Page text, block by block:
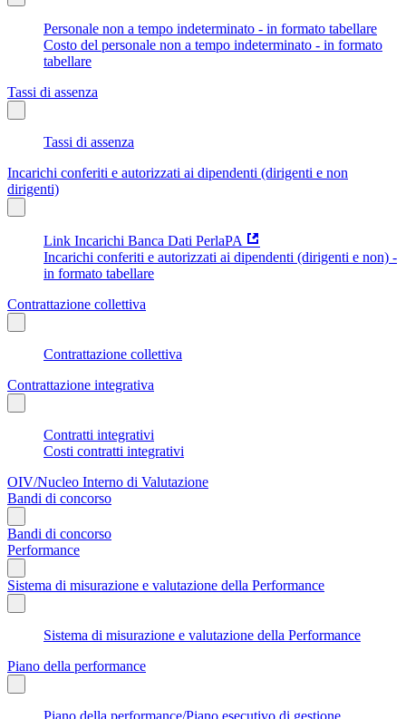
Personale non a tempo indeterminato - in formato tabellare
Costo del personale non a tempo indeterminato - in formato
tabellare
Tassi di assenza
Tassi di assenza
Incarichi conferiti e autorizzati ai dipendenti (dirigenti e non
dirigenti)
Link Incarichi Banca Dati PerlaPA
Incarichi conferiti e autorizzati ai dipendenti (dirigenti e non) -
in formato tabellare
Contrattazione collettiva
Contrattazione collettiva
Contrattazione integrativa
Contratti integrativi
Costi contratti integrativi
OIV/Nucleo Interno di Valutazione
Bandi di concorso
Bandi di concorso
Performance
Sistema di misurazione e valutazione della Performance
Sistema di misurazione e valutazione della Performance
Piano della performance
Piano della performance/Piano esecutivo di gestione